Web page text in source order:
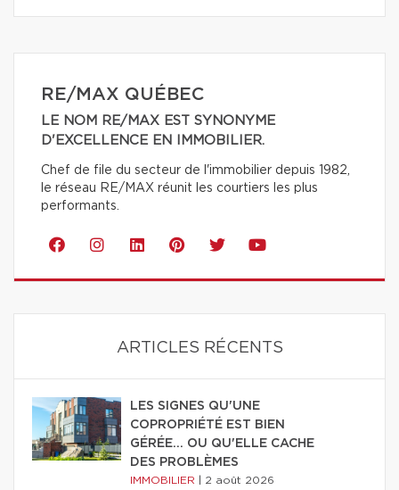
RE/MAX QUÉBEC
LE NOM RE/MAX EST SYNONYME
D'EXCELLENCE EN IMMOBILIER.
Chef de file du secteur de l'immobilier depuis 1982,
le réseau RE/MAX réunit les courtiers les plus
performants.
ARTICLES RÉCENTS
LES SIGNES QU'UNE
COPROPRIÉTÉ EST BIEN
GÉRÉE… OU QU'ELLE CACHE
DES PROBLÈMES
IMMOBILIER 2 août 2026